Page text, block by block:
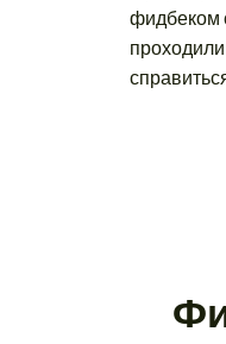
фидбеком